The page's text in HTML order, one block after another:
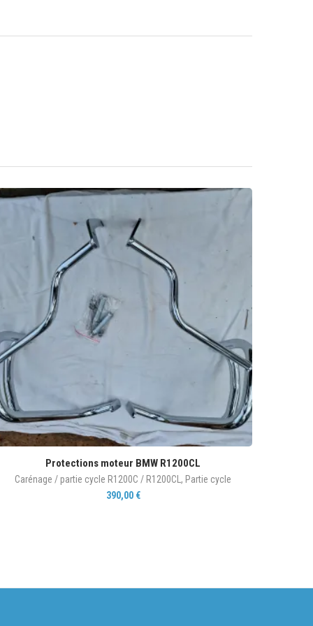
Protections moteur BMW R1200CL
Carénage / partie cycle R1200C / R1200CL , Partie cycle
390,00 €